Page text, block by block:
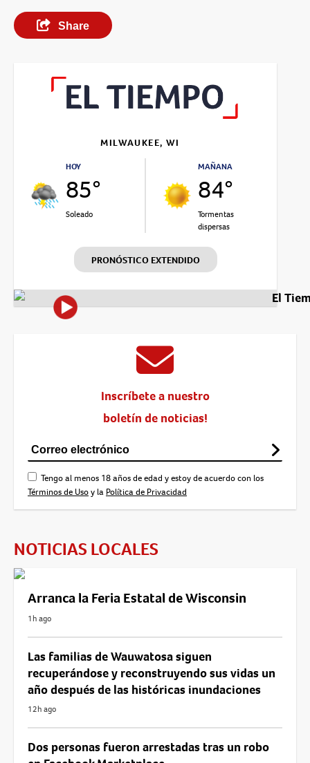
Share
MILWAUKEE, WI
HOY
85°
Soleado
MAÑANA
84°
Tormentas
dispersas
PRONÓSTICO EXTENDIDO
El
Inscríbete a nuestro
boletín de noticias!
Tengo al menos 18 años de edad y estoy de acuerdo con los
Términos de Usoy la Política de Privacidad
NOTICIAS LOCALES
Arranca la Feria Estatal de Wisconsin
1h ago
Las familias de Wauwatosa siguen
recuperándose y reconstruyendo sus vidas un
año después de las históricas inundaciones
12h ago
Dos personas fueron arrestadas tras un robo